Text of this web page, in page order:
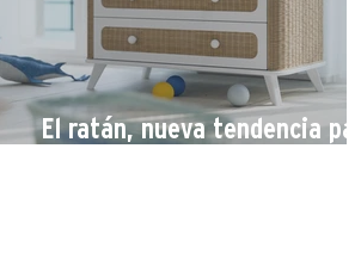
El ratán, nueva tendencia para